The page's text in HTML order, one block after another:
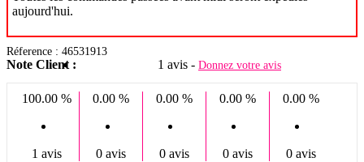
aujourd'hui.
Réference : 46531913
Note Client : 1 avis - Donnez votre avis
100.00 %
1 avis
0.00 %
0 avis
0.00 %
0 avis
0.00 %
0 avis
0.00 %
0 avis